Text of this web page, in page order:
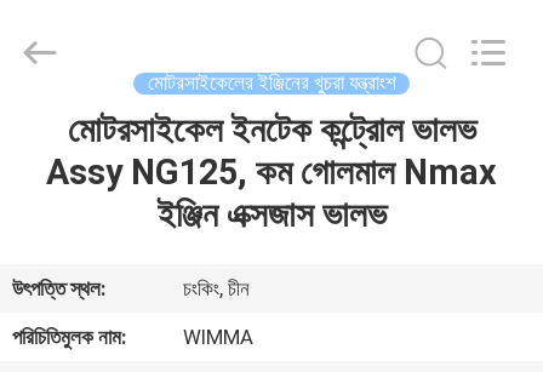
ভিডিও
Parts
মোটরসাইকেলের ইঞ্জিনের খুচরা যন্ত্রাংশ
মোটরসাইকেল ইনটেক কন্ট্রোল ভালভ
Assy NG125, কম গোলমাল Nmax
ইঞ্জিন এক্সজাস ভালভ
উৎপত্তি স্থল:
চংকিং, চীন
পরিচিতিমুলক নাম:
WIMMA